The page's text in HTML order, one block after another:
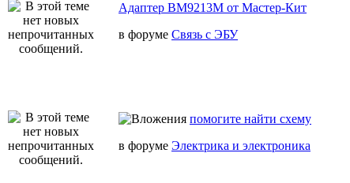
Адаптер BM9213M от Мастер-Кит
в форуме Связь с ЭБУ
помогите найти схему
в форуме Электрика и электроника